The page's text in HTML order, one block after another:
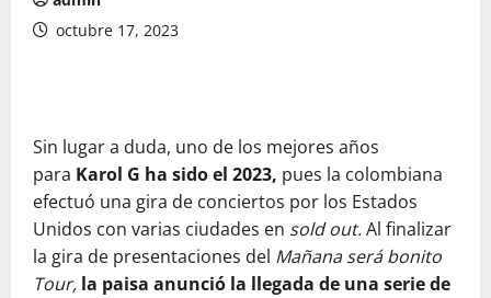
octubre 17, 2023
Sin lugar a duda, uno de los mejores años
para Karol G ha sido el 2023, pues la colombiana
efectuó una gira de conciertos por los Estados
Unidos con varias ciudades en sold out.Al finalizar
la gira de presentaciones del Mañana será bonito
Tour, la paisa anunció la llegada de una serie de